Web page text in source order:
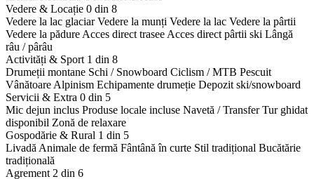
Vedere & Locație 0 din 8
Vedere la lac glaciar Vedere la munți Vedere la lac Vedere la pârtii
Vedere la pădure Acces direct trasee Acces direct pârtii ski Lângă
râu / pârâu
Activități & Sport 1 din 8
Drumeții montane Schi / Snowboard Ciclism / MTB Pescuit
Vânătoare Alpinism Echipamente drumeție Depozit ski/snowboard
Servicii & Extra 0 din 5
Mic dejun inclus Produse locale incluse Navetă / Transfer Tur ghidat
disponibil Zonă de relaxare
Gospodărie & Rural 1 din 5
Livadă Animale de fermă Fântână în curte Stil tradițional Bucătărie
tradițională
Agrement 2 din 6